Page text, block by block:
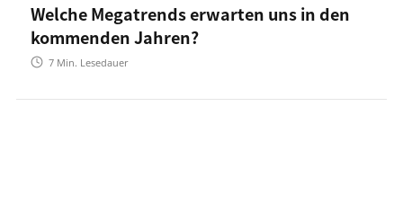
Welche Megatrends erwarten uns in den
kommenden Jahren?
7 Min. Lesedauer